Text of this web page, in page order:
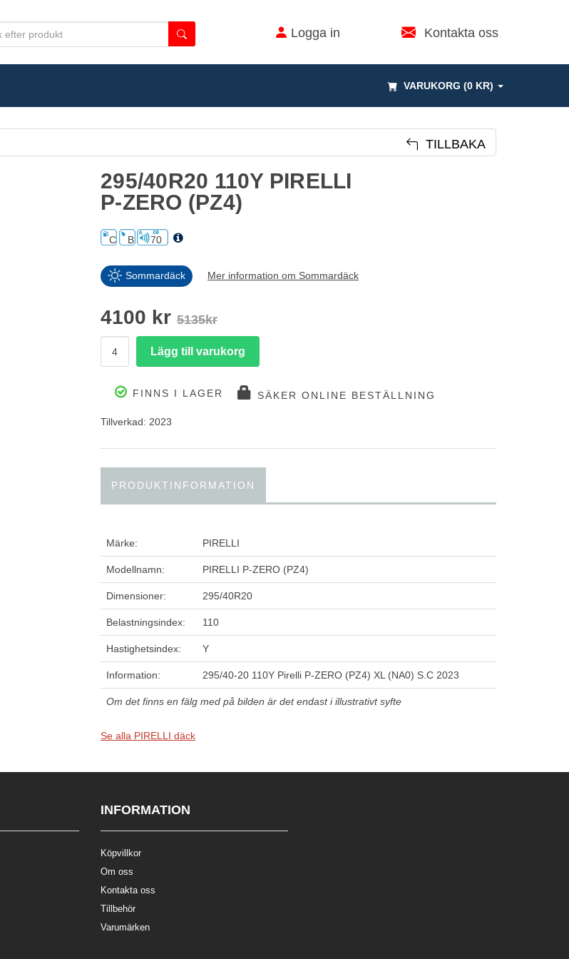
Logga in Kontakta oss
VARUKORG (0 KR)
TILLBAKA
295/40R20 110Y PIRELLI
P-ZERO (PZ4)
C B 70
Sommardäck Mer information om Sommardäck
4100 kr 5135kr
FINNS I LAGER SÄKER ONLINE BESTÄLLNING
Tillverkad: 2023
PRODUKTINFORMATION
Märke: PIRELLI
Modellnamn: PIRELLI P-ZERO (PZ4)
Dimensioner: 295/40R20
Belastningsindex: 110
Hastighetsindex: Y
Information: 295/40-20 110Y Pirelli P-ZERO (PZ4) XL (NA0) S.C 2023
Om det finns en fälg med på bilden är det endast i illustrativt syfte
Se alla PIRELLI däck
INFORMATION
Köpvillkor
Om oss
Kontakta oss
Tillbehör
Varumärken